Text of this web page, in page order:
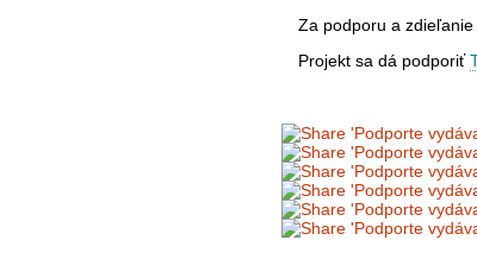
Za podporu a
Projekt sa dá podporiť